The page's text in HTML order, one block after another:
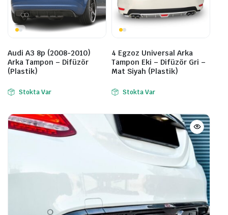
Audi A3 8p (2008-2010)
Arka Tampon – Difüzör
(Plastik)
Stokta Var
4 Egzoz Universal Arka
Tampon Eki – Difüzör Gri –
Mat Siyah (Plastik)
Stokta Var